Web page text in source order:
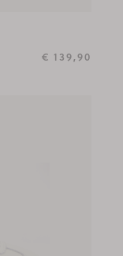
€ 139,90